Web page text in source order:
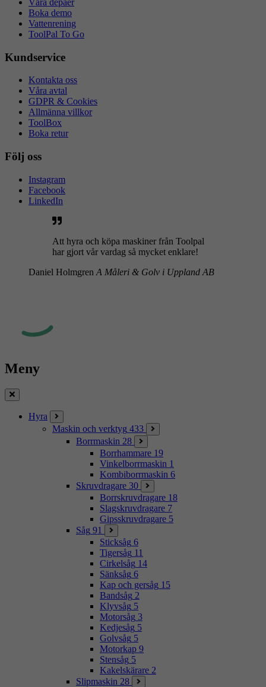
Våra depåer
Boka demo
Vattenrening
ToolPal To Go
Kundservice
Kontakta oss
Våra avtal
GDPR & Cookies
Allmänna villkor
ToolBox
Boka retur
Följ oss
Instagram
Facebook
LinkedIn
Att hyra och köpa maskiner från Toolpal
har gjort vår vardag så mycket enklare!
Daniel Holmgren A Måleri & Golv i Uppland AB
Meny
Stäng
Hyra
Maskin och verktyg 433
Borrmaskin 28
Borrhammare 19
Vinkelborrmaskin 1
Kombiborrmaskin 6
Skruvdragare 30
Borrskruvdragare 18
Slagskruvdragare 7
Gipsskruvdragare 5
Såg 91
Sticksåg 6
Tigersåg 11
Cirkelsåg 14
Sänksåg 6
Kap och gersåg 15
Bandsåg 2
Klyvsåg 5
Motorsåg 3
Kedjesåg 5
Golvsåg 5
Motorkap 9
Stensåg 5
Kakelskärare 2
Slipmaskin 28